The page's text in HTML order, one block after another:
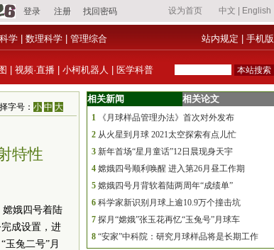
学 数理科学 管理综合 站内规定 手机版
视频·直播 小柯机器人 医学科普
字号：小 中 大
特性
嫦娥四号着陆
成设置，进
玉兔二号”月
相关新闻 相关论文
1
《月球样品管理办法》首次对外发布
2 从火星到月球 2021太空探索有点儿忙
3 新年首场“星月童话”12日晨现身天宇
4 嫦娥四号顺利唤醒 进入第26月昼工作期
5 嫦娥四号月背软着陆两周年“成绩单”
6 科学家新识别月球上逾10.9万个撞击坑
7 探月“嫦娥”张玉花再忆“玉兔号”月球车
8 “安家”中科院：研究月球样品将是长期工作